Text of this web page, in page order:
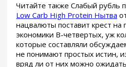
Читайте также Слабый рубль
Low Carb High Protein Нытва
нацвалюты поставит крест на
экономики В-четвертых, уж
которые составляли
не понимают простых истин,
вряд ли от них можно